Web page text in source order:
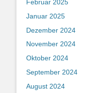
Februar 2025
Januar 2025
Dezember 2024
November 2024
Oktober 2024
September 2024
August 2024